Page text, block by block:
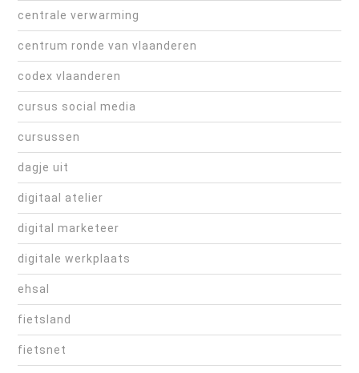
centrale verwarming
centrum ronde van vlaanderen
codex vlaanderen
cursus social media
cursussen
dagje uit
digitaal atelier
digital marketeer
digitale werkplaats
ehsal
fietsland
fietsnet